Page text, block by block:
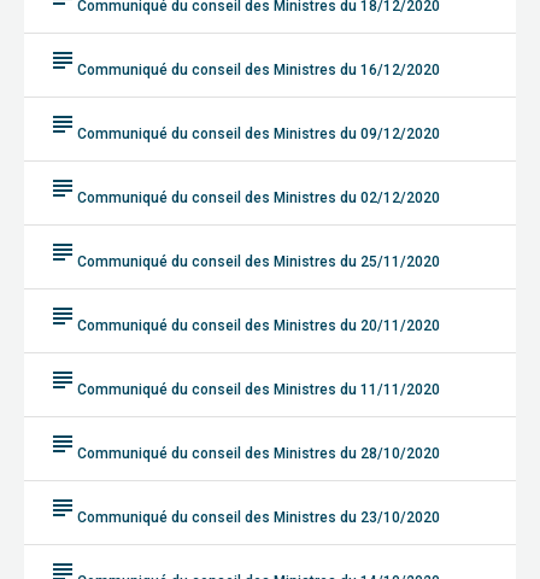
Communiqué du conseil des Ministres du 18/12/2020
subject Communiqué du conseil des Ministres du 16/12/2020
subject Communiqué du conseil des Ministres du 09/12/2020
subject Communiqué du conseil des Ministres du 02/12/2020
subject Communiqué du conseil des Ministres du 25/11/2020
subject Communiqué du conseil des Ministres du 20/11/2020
subject Communiqué du conseil des Ministres du 11/11/2020
subject Communiqué du conseil des Ministres du 28/10/2020
subject Communiqué du conseil des Ministres du 23/10/2020
subject